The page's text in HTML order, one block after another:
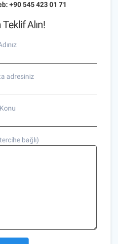
+90 545 423 01 71
Alın!
adresiniz
Konu
bağlı)